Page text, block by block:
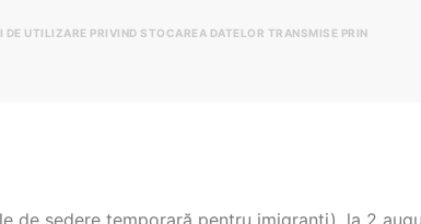
UTILIZARE PRIVIND STOCAREA DATELOR TRANSMISE PRIN